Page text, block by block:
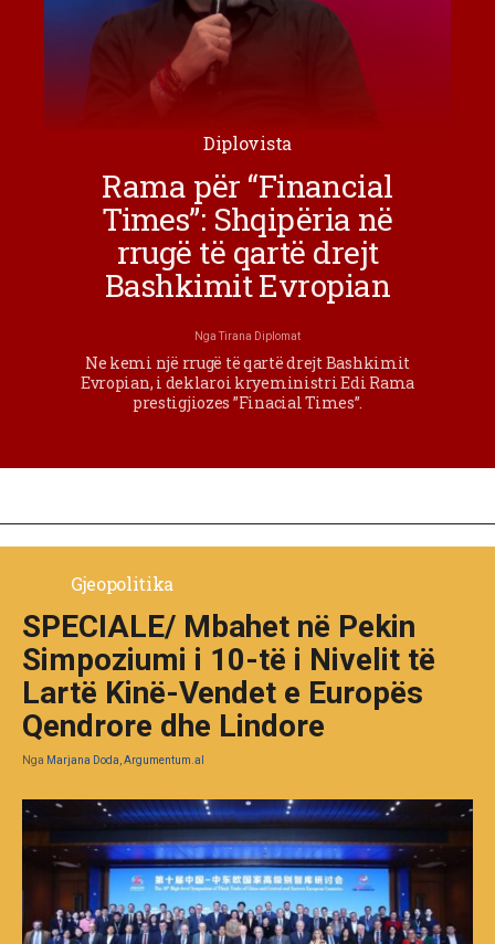
Diplovista
Rama për “Financial
Times”: Shqipëria në
rrugë të qartë drejt
Bashkimit Evropian
NgaTirana Diplomat
Ne kemi një rrugë të qartë drejt Bashkimit
Evropian, i deklaroi kryeministri Edi Rama
prestigjiozes ”Finacial Times”.
Gjeopolitika
SPECIALE/ Mbahet në Pekin
Simpoziumi i 10-të i Nivelit të
Lartë Kinë-Vendet e Europës
Qendrore dhe Lindore
Nga Marjana Doda, Argumentum.al